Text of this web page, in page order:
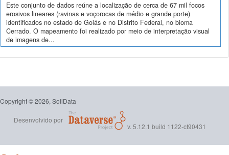
Este conjunto de dados reúne a localização de cerca de 67 mil focos
erosivos lineares (ravinas e voçorocas de médio e grande porte)
identificados no estado de Goiás e no Distrito Federal, no bioma
Cerrado. O mapeamento foi realizado por meio de interpretação visual
de imagens de...
Copyright © 2026, SoilData
Desenvolvido por
v. 5.12.1 build 1122-cf90431